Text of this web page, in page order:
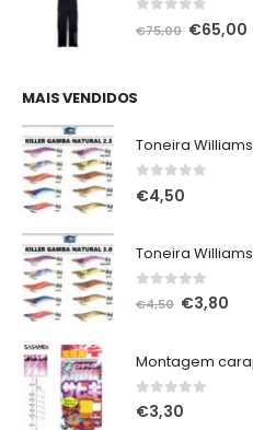
out of 5
€75,00 O
€65,00
MAIS VENDIDOS
Toneira
0out of 5
€4,50
Toneira
out of 5
€4,50 O
era:
€4,50.
€3,80
é:
Montagem
0out of 5
€3,30